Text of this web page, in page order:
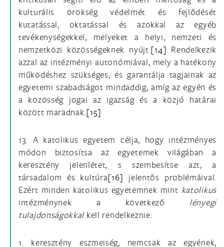
kulturális örökség védelmét és fejlődését
kutatással, oktatással és azokkal az egyéb
tevékenységekkel, melyeket a helyi, nemzeti és
nemzetközi közösségeknek nyújt.[14] Rendelkezik
azzal az intézményi autonómiával, mely a hatékony
működéshez szükséges, és garantálja tagjainak az
egyetemi szabadságot mindaddig, amíg az egyén és
a közösség jogai az igazság és a közjó határai
között maradnak.[15]
13. A katolikus egyetem célja, hogy intézményes
módon biztosítsa az egyetemek világában a
keresztény jelenlétet, s szembesítse azt, a
társadalom és kultúra[16] jelentős problémáival.
Ezért minden katolikus egyetemnek mint katolikus
intézménynek a következő lényegi
tulajdonságokkalkell rendelkeznie:
1. keresztény eszmeiség, nemcsak az egyének,